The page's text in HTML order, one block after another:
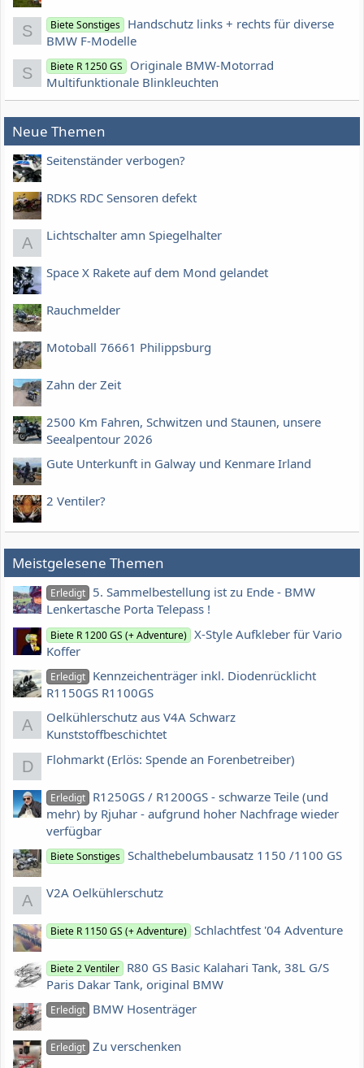
S Biete Sonstiges Handschutz links + rechts für diverse
BMW F-Modelle
S Biete R 1250 GS
Originale BMW-Motorrad
Multifunktionale Blinkleuchten
Neue Themen
Seitenständer verbogen?
RDKS RDC Sensoren defekt
A Lichtschalter amn Spiegelhalter
Space X Rakete auf dem Mond gelandet
Rauchmelder
Motoball 76661 Philippsburg
Zahn der Zeit
2500 Km Fahren, Schwitzen und Staunen, unsere
Seealpentour 2026
Gute Unterkunft in Galway und Kenmare Irland
2 Ventiler?
Meistgelesene Themen
Erledigt 5. Sammelbestellung ist zu Ende - BMW
Lenkertasche Porta Telepass !
Biete R 1200 GS (+ Adventure) X-Style Aufkleber für Vario
Koffer
Erledigt Kennzeichenträger inkl. Diodenrücklicht
R1150GS R1100GS
A
Oelkühlerschutz aus V4A Schwarz
Kunststoffbeschichtet
D Flohmarkt (Erlös: Spende an Forenbetreiber)
Erledigt R1250GS / R1200GS - schwarze Teile (und
mehr) by Rjuhar - aufgrund hoher Nachfrage wieder
verfügbar
Biete Sonstiges Schalthebelumbausatz 1150 /1100 GS
A V2A Oelkühlerschutz
Biete R 1150 GS (+ Adventure) Schlachtfest '04 Adventure
Biete 2 Ventiler R80 GS Basic Kalahari Tank, 38L G/S
Paris Dakar Tank, original BMW
Erledigt BMW Hosenträger
Erledigt Zu verschenken